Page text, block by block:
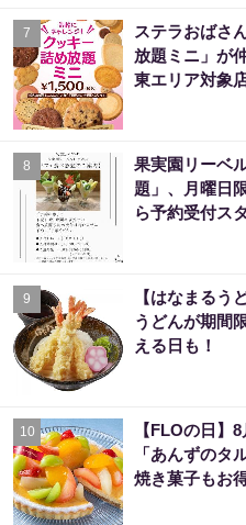
7
ステラおばさ
放題ミニ」が
東エリア対象
8
果実園リーベ
題」、月曜日
ら予約受付ス
9
【はなまるう
うどんが期間
える日も！
10
【FLOの日】
「あんずのタ
焼き菓子もお得